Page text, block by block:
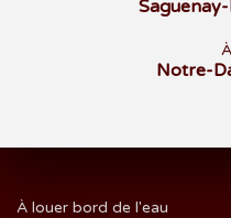
Notre-
À louer bord de l'eau